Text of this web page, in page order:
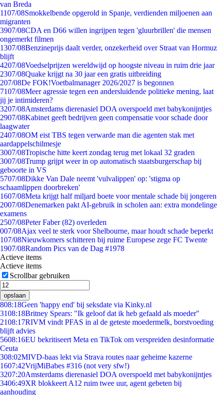
van Breda
1107/08Smokkelbende opgerold in Spanje, verdienden miljoenen aan
migranten
3907/08CDA en D66 willen ingrijpen tegen 'gluurbrillen' die mensen
ongemerkt filmen
1307/08Benzineprijs daalt verder, onzekerheid over Straat van Hormuz
blijft
4207/08Voedselprijzen wereldwijd op hoogste niveau in ruim drie jaar
2307/08Quake krijgt na 30 jaar een gratis uitbreiding
207/08De FOK!Voetbalmanager 2026/2027 is begonnen
7107/08Meer agressie tegen een andersluidende politieke mening, laat
jij je intimideren?
3207/08Amsterdams dierenasiel DOA overspoeld met babykonijntjes
2907/08Kabinet geeft bedrijven geen compensatie voor schade door
laagwater
2407/08OM eist TBS tegen verwarde man die agenten stak met
aardappelschilmesje
3007/08Tropische hitte keert zondag terug met lokaal 32 graden
3007/08Trump grijpt weer in op automatisch staatsburgerschap bij
geboorte in VS
5707/08Dikke Van Dale neemt 'vulvalippen' op: 'stigma op
schaamlippen doorbreken'
1607/08Meta krijgt half miljard boete voor mentale schade bij jongeren
2007/08Denemarken pakt AI-gebruik in scholen aan: extra mondelinge
examens
2507/08Peter Faber (82) overleden
007/08Ajax veel te sterk voor Shelbourne, maar houdt schade beperkt
107/08Nieuwkomers schitteren bij ruime Europese zege FC Twente
1907/08Random Pics van de Dag #1978
Actieve items
Actieve items
Scrollbar gebruiken
opslaan
808:18Geen 'happy end' bij seksdate via Kinky.nl
3108:18Britney Spears: "Ik geloof dat ik heb gefaald als moeder"
2108:17RIVM vindt PFAS in al de geteste moedermelk, borstvoeding
blijft advies
5608:16EU bekritiseert Meta en TikTok om verspreiden desinformatie
Ceuta
308:02MIVD-baas lekt via Strava routes naar geheime kazerne
1607:42VrijMiBabes #316 (not very sfw!)
3207:20Amsterdams dierenasiel DOA overspoeld met babykonijntjes
3406:49XR blokkeert A12 ruim twee uur, agent gebeten bij
aanhouding